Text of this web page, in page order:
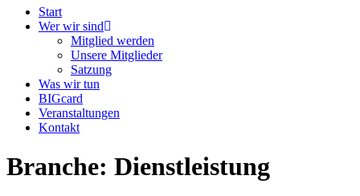
Start
Wer wir sind
Mitglied werden
Unsere Mitglieder
Satzung
Was wir tun
BIGcard
Veranstaltungen
Kontakt
Branche: Dienstleistung